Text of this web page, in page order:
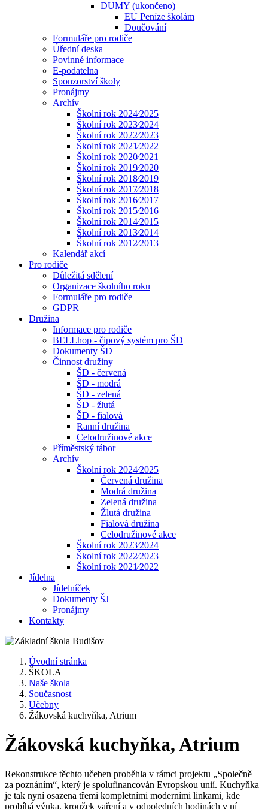
DUMY (ukončeno)
EU Peníze školám
Doučování
Formuláře pro rodiče
Úřední deska
Povinné informace
E-podatelna
Sponzorství školy
Pronájmy
Archív
Školní rok 2024⁄2025
Školní rok 2023⁄2024
Školní rok 2022⁄2023
Školní rok 2021⁄2022
Školní rok 2020⁄2021
Školní rok 2019⁄2020
Školní rok 2018⁄2019
Školní rok 2017⁄2018
Školní rok 2016⁄2017
Školní rok 2015⁄2016
Školní rok 2014⁄2015
Školní rok 2013⁄2014
Školní rok 2012⁄2013
Kalendář akcí
Pro rodiče
Důležitá sdělení
Organizace školního roku
Formuláře pro rodiče
GDPR
Družina
Informace pro rodiče
BELLhop - čipový systém pro ŠD
Dokumenty ŠD
Činnost družiny
ŠD - červená
ŠD - modrá
ŠD - zelená
ŠD - žlutá
ŠD - fialová
Ranní družina
Celodružinové akce
Příměstský tábor
Archív
Školní rok 2024⁄2025
Červená družina
Modrá družina
Zelená družina
Žlutá družina
Fialová družina
Celodružinové akce
Školní rok 2023⁄2024
Školní rok 2022⁄2023
Školní rok 2021⁄2022
Jídelna
Jídelníček
Dokumenty ŠJ
Pronájmy
Kontakty
Úvodní stránka
ŠKOLA
Naše škola
Současnost
Učebny
Žákovská kuchyňka, Atrium
Žákovská kuchyňka, Atrium
Rekonstrukce těchto učeben proběhla v rámci projektu „Společně
za poznáním“, který je spolufinancován Evropskou unií. Kuchyňka
je tak nyní osazena třemi kompletními moderními linkami, kde
probíhá výuka, kroužek vaření a v odpoledních hodinách v ní